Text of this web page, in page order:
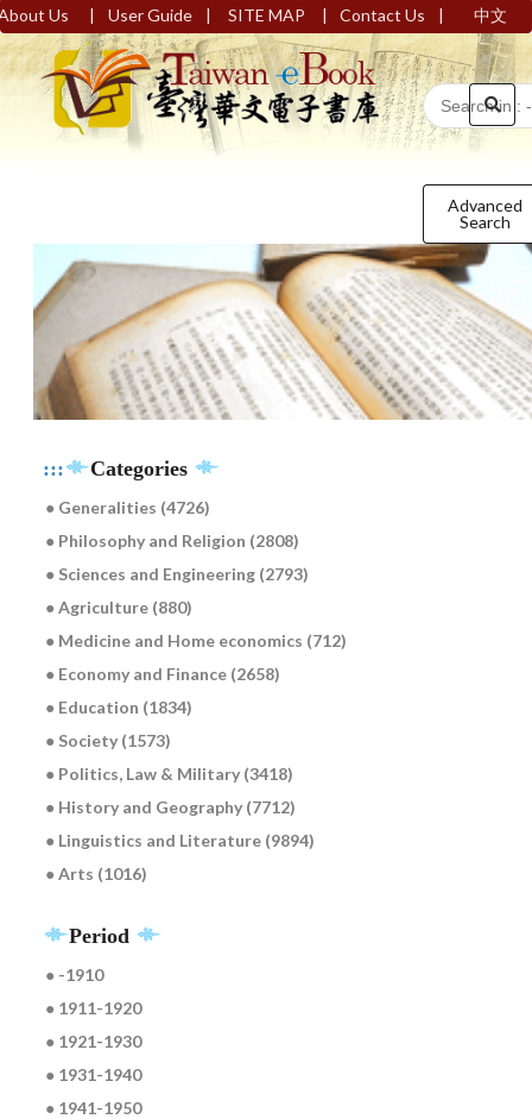
Us | User Guide | SITE MAP | Contact Us | 中文
Advanced
Search
::: Categories
● Generalities (4726)
● Philosophy and Religion (2808)
● Sciences and Engineering (2793)
● Agriculture (880)
● Medicine and Home economics (712)
● Economy and Finance (2658)
● Education (1834)
● Society (1573)
● Politics, Law & Military (3418)
● History and Geography (7712)
● Linguistics and Literature (9894)
● Arts (1016)
Period
● -1910
● 1911-1920
● 1921-1930
● 1931-1940
● 1941-1950